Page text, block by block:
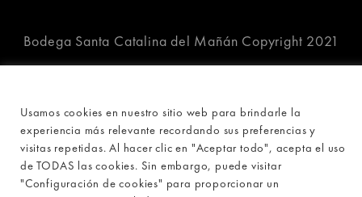
Bodega Santa Catalina del Mañán Copyright 2021
Usamos cookies en nuestro sitio web para brindarle la
experiencia más relevante recordando sus preferencias y
visitas repetidas. Al hacer clic en "Aceptar todo", acepta el uso
de TODAS las cookies. Sin embargo, puede visitar
"Configuración de cookies" para proporcionar un